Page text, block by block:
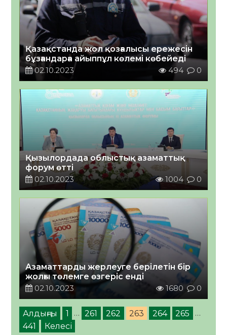
Қазақстанда жол қозғалысы ережесін
бұзғандарға айыппұл көлемі көбейеді
02.10.2023
494 0
Қызылордада облыстық азаматтық
форум өтті
02.10.2023
1004 0
Азаматтарды жерлеуге берілетін бір
жолғы төлемге өзгеріс енді
02.10.2023
1680 0
Алдыңғы 1 … 261 262 263 264 265
…
441
Келесі